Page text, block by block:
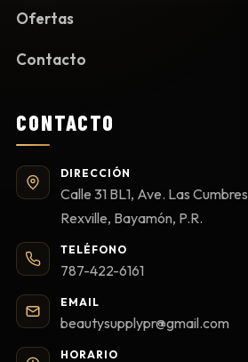
Ofertas
Contacto
CONTACTO
DIRECCIÓN
Calle 31 BL1, Ave. Las Cumbres
Rexville, Bayamón, P.R.
TELÉFONO
787-422-6161
EMAIL
beautysupplypr@gmail.com
HORARIO